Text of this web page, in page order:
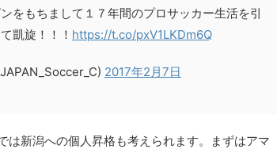
をもちまして１７年間のプロサッカー生活を引
凱旋！！！ https://t.co/pxV1LKDm6Q
2017年2月7日
は新潟への個人昇格も考えられます。まずはアマ